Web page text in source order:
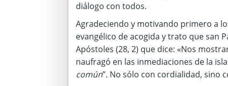
diálogo con todos.
Agradeciendo y motivando primero a
evangélico de acogida y trato que san
Apóstoles (28, 2) que dice: «Nos
naufragó en las inmediaciones de la
común”. No sólo con cordialidad, sino